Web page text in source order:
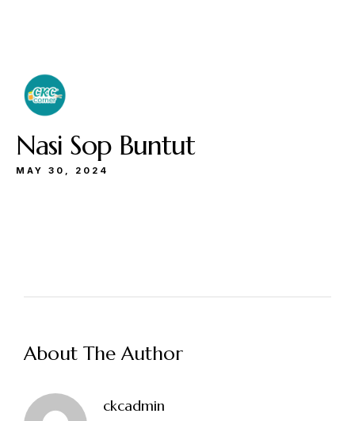
Nasi Sop Buntut
MAY 30, 2024
About The Author
ckcadmin
Jumat: 13.30-22.00
Address